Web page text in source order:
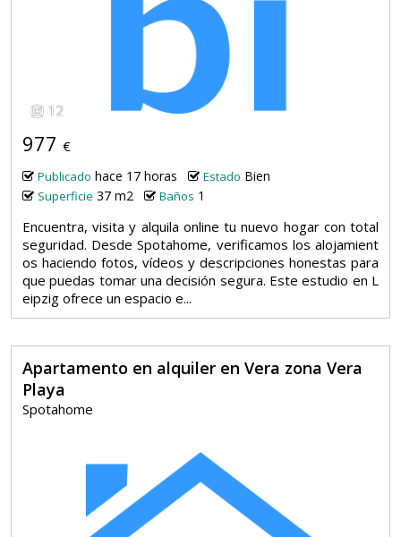
12
977 €
Publicado hace 17 horas Estado Bien
Superficie 37 m2 Baños 1
Encuentra, visita y alquila online tu nuevo hogar con total
seguridad. Desde Spotahome, verificamos los alojamient
os haciendo fotos, vídeos y descripciones honestas para
que puedas tomar una decisión segura. Este estudio en L
eipzig ofrece un espacio e...
Apartamento en alquiler en Vera zona Vera
Playa
Spotahome